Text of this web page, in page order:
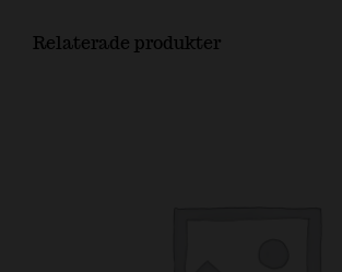
Relaterade produkter